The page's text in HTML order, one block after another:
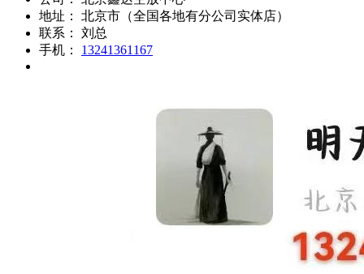
地址：
北京市（全国各地有分公司实体店）
联系：
刘总
手机：
13241361167